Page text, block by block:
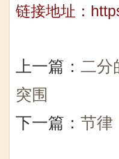
链接地址：
上一篇： 二分
突围
下一篇： 节律